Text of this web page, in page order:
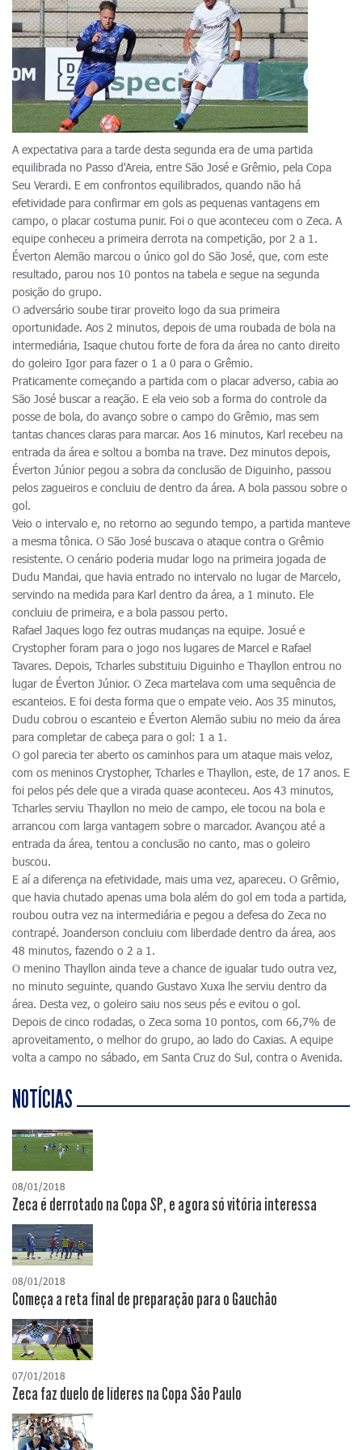
A expectativa para a tarde desta segunda era de uma partida
equilibrada no Passo d'Areia, entre São José e Grêmio, pela Copa
Seu Verardi. E em confrontos equilibrados, quando não há
efetividade para confirmar em gols as pequenas vantagens em
campo, o placar costuma punir. Foi o que aconteceu com o Zeca. A
equipe conheceu a primeira derrota na competição, por 2 a 1.
Éverton Alemão marcou o único gol do São José, que, com este
resultado, parou nos 10 pontos na tabela e segue na segunda
posição do grupo.
O adversário soube tirar proveito logo da sua primeira
oportunidade. Aos 2 minutos, depois de uma roubada de bola na
intermediária, Isaque chutou forte de fora da área no canto direito
do goleiro Igor para fazer o 1 a 0 para o Grêmio.
Praticamente começando a partida com o placar adverso, cabia ao
São José buscar a reação. E ela veio sob a forma do controle da
posse de bola, do avanço sobre o campo do Grêmio, mas sem
tantas chances claras para marcar. Aos 16 minutos, Karl recebeu na
entrada da área e soltou a bomba na trave. Dez minutos depois,
Éverton Júnior pegou a sobra da conclusão de Diguinho, passou
pelos zagueiros e concluiu de dentro da área. A bola passou sobre o
gol.
Veio o intervalo e, no retorno ao segundo tempo, a partida manteve
a mesma tônica. O São José buscava o ataque contra o Grêmio
resistente. O cenário poderia mudar logo na primeira jogada de
Dudu Mandai, que havia entrado no intervalo no lugar de Marcelo,
servindo na medida para Karl dentro da área, a 1 minuto. Ele
concluiu de primeira, e a bola passou perto.
Rafael Jaques logo fez outras mudanças na equipe. Josué e
Crystopher foram para o jogo nos lugares de Marcel e Rafael
Tavares. Depois, Tcharles substituiu Diguinho e Thayllon entrou no
lugar de Éverton Júnior. O Zeca martelava com uma sequência de
escanteios. E foi desta forma que o empate veio. Aos 35 minutos,
Dudu cobrou o escanteio e Éverton Alemão subiu no meio da área
para completar de cabeça para o gol: 1 a 1.
O gol parecia ter aberto os caminhos para um ataque mais veloz,
com os meninos Crystopher, Tcharles e Thayllon, este, de 17 anos. E
foi pelos pés dele que a virada quase aconteceu. Aos 43 minutos,
Tcharles serviu Thayllon no meio de campo, ele tocou na bola e
arrancou com larga vantagem sobre o marcador. Avançou até a
entrada da área, tentou a conclusão no canto, mas o goleiro
buscou.
E aí a diferença na efetividade, mais uma vez, apareceu. O Grêmio,
que havia chutado apenas uma bola além do gol em toda a partida,
roubou outra vez na intermediária e pegou a defesa do Zeca no
contrapé. Joanderson concluiu com liberdade dentro da área, aos
48 minutos, fazendo o 2 a 1.
O menino Thayllon ainda teve a chance de igualar tudo outra vez,
no minuto seguinte, quando Gustavo Xuxa lhe serviu dentro da
área. Desta vez, o goleiro saiu nos seus pés e evitou o gol.
Depois de cinco rodadas, o Zeca soma 10 pontos, com 66,7% de
aproveitamento, o melhor do grupo, ao lado do Caxias. A equipe
volta a campo no sábado, em Santa Cruz do Sul, contra o Avenida.
NOTÍCIAS
08/01/2018
Zeca é derrotado na Copa SP, e agora só vitória interessa
08/01/2018
Começa a reta final de preparação para o Gauchão
07/01/2018
Zeca faz duelo de líderes na Copa São Paulo